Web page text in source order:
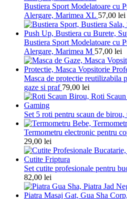
Bustiera Sport Modelatoare cu
Alergare, Marimea XL 57,00 lei
Bustiera Sport Modelatoare cu
Alergare, Marimea M 57,00 lei
Masca de protectie reutilizabila
gaze si praf 79,00 lei
Set 5 roti pentru scaun de birou,
Termometru electronic pentru
29,00 lei
Set cutite profesionale pentru
82,00 lei